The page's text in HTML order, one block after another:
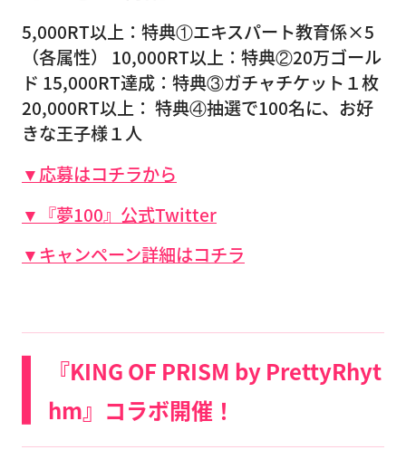
5,000RT以上： 特典①エキスパート教育係×5
（各属性） 10,000RT以上： 特典②20万ゴール
ド 15,000RT達成： 特典③ガチャチケット１枚
20,000RT以上： 特典④抽選で100名に、お好
きな王子様１人
▼応募はコチラから
▼『夢100』公式Twitter
▼キャンペーン詳細はコチラ
『KING OF PRISM by PrettyRhyt
hm』コラボ開催！